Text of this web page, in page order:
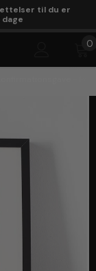
til du er
dage
0
0